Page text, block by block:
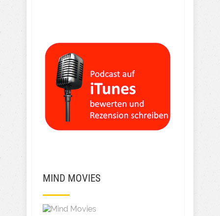
MIND MOVIES